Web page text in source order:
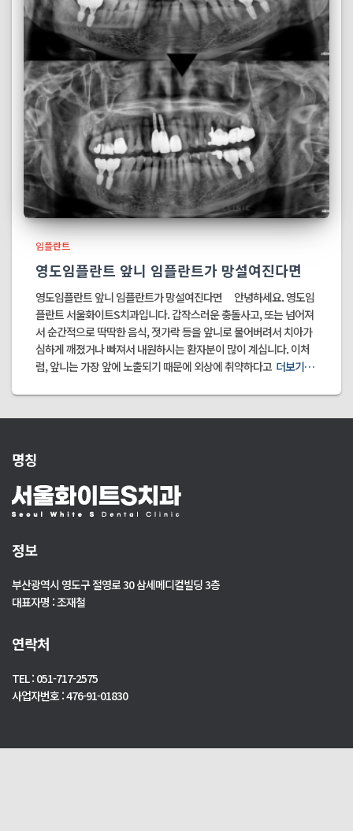
임플란트
영도임플란트 앞니 임플란트가 망설여진다면
영도임플란트 앞니 임플란트가 망설여진다면 안녕하세요. 영도임
플란트 서울화이트S치과입니다. 갑작스러운 충돌사고, 또는 넘어져
서 순간적으로 딱딱한 음식, 젓가락 등을 앞니로 물어버려서 치아가
심하게 깨졌거나 빠져서 내원하시는 환자분이 많이 계십니다. 이처
럼, 앞니는 가장 앞에 노출되기 때문에 외상에 취약하다고 더보기…
명칭
정보
부산광역시 영도구 절영로 30 삼세메디컬빌딩 3층
대표자명 : 조재철
연락처
TEL : 051-717-2575
사업자번호 : 476-91-01830